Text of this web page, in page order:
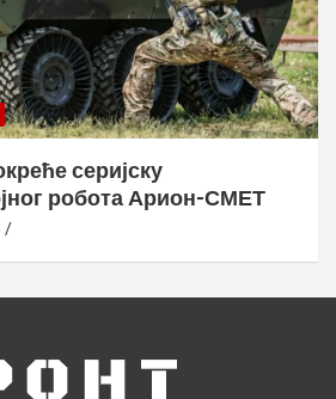
серијску
робота Арион-СМЕТ